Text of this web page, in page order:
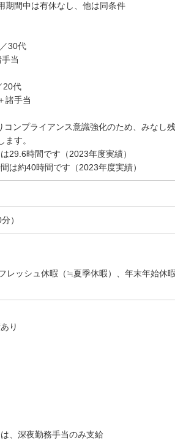
期間中は有休なし、他は同条件
30代
当
20代
諸手当
ンプライアンス意識強化のため、みなし
す。
29.6時間です（2023年度実績）
は約40時間です（2023年度実績）
）
レッシュ休暇（≒夏季休暇）、年末年始休
り
、深夜勤務手当のみ支給